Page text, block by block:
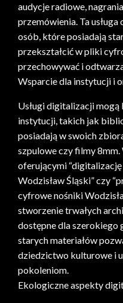
audycje radiowe,
przemówienia. Ta
osób, które posiadają
przekształcić w pliki
przechowywać i
Wsparcie dla instytucji i
Usługi digitalizacji mogą
instytucji, takich jak
posiadają w swoich
szpulowe czy filmy
oferującymi
Wodzisław Śląski” czy
cyfrowe nośniki
stworzenie trwałych
dostępne dla
starych materiałów
dziedzictwo kulturowe i
pokoleniom.
Ekologiczne aspekty